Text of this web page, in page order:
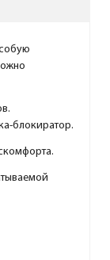
блокиратор.